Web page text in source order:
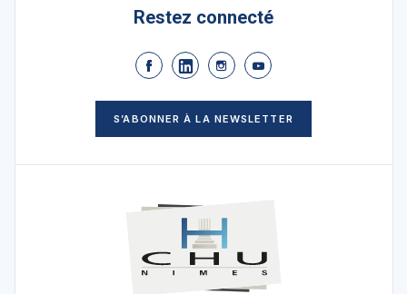
Restez connecté
S’ABONNER À LA NEWSLETTER